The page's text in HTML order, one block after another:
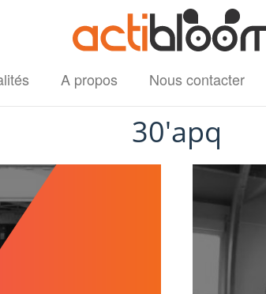
A propos Nous contacter
30'apq
Image